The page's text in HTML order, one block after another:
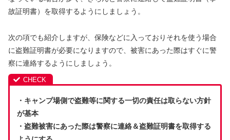
故証明書）を取得するようにしましょう。
次の項でも紹介しますが、保険などに入っておりそれを使う場合
に盗難証明書が必要になりますので、被害にあった際はすぐに警
察に連絡するようにしましょう。
・キャンプ場側で盗難等に関する一切の責任は取らない方針
が基本
・盗難被害にあった際は警察に連絡＆盗難証明書を取得する